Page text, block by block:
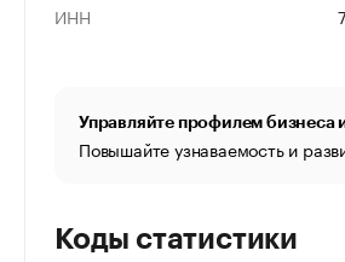
ИНН
Управляйте профилем бизнеса
Повышайте узнаваемость и
Коды статистики